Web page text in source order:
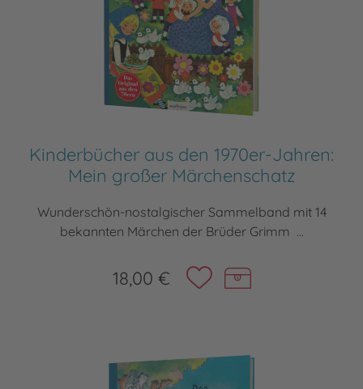
Kinderbücher aus den 1970er-Jahren:
Mein großer Märchenschatz
Wunderschön-nostalgischer Sammelband mit 14
bekannten Märchen der Brüder Grimm ...
18,00 €